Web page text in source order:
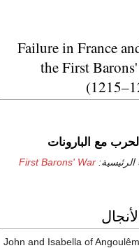
Failure in France
the First
الحرب مع البارونات
الرئيسية: First Barons' War
John and Isabella of